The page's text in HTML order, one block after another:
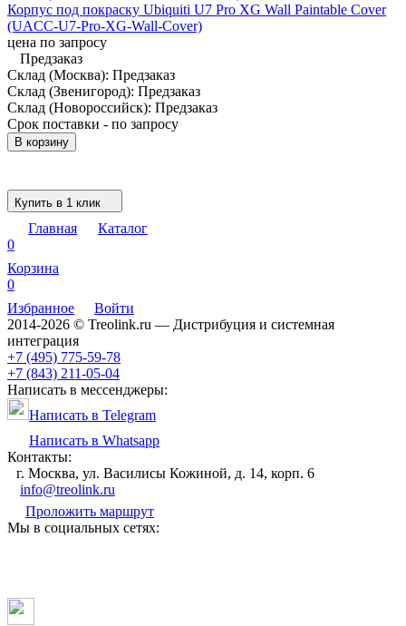
Корпус под покраску Ubiquiti U7 Pro XG Wall Paintable Cover
(UACC-U7-Pro-XG-Wall-Cover)
цена по запросу
Предзаказ
Склад (Москва): Предзаказ
Склад (Звенигород): Предзаказ
Склад (Новороссийск): Предзаказ
Срок поставки - по запросу
В корзину
Купить в 1 клик
Главная
Каталог
0
Корзина
0
Избранное
Войти
2014-2026 © Treolink.ru — Дистрибуция и системная
интеграция
+7 (495) 775-59-78
+7 (843) 211-05-04
Написать в мессенджеры:
Написать в Telegram
Написать в Whatsapp
Контакты:
г. Москва, ул. Василисы Кожиной, д. 14, корп. 6
info@treolink.ru
Проложить маршрут
Мы в социальных сетях: